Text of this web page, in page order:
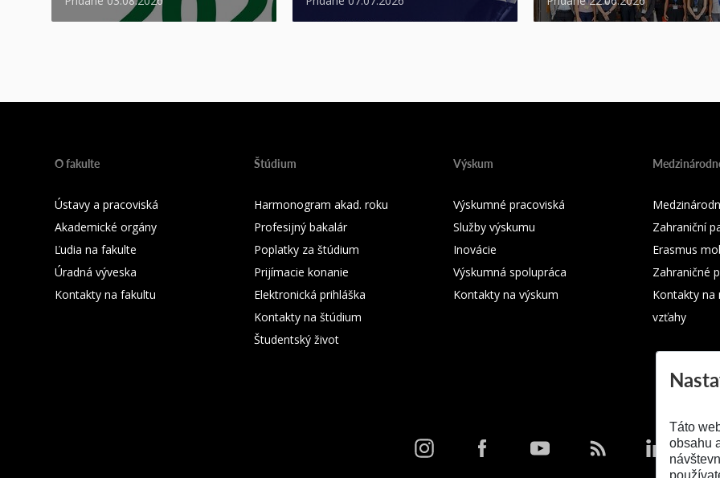
O fakulte
Ústavy a pracoviská
Akademické orgány
Ľudia na fakulte
Úradná výveska
Kontakty na fakultu
Štúdium
Harmonogram akad. roku
Profesijný bakalár
Poplatky za štúdium
Prijímacie konanie
Elektronická prihláška
Kontakty na štúdium
Študentský život
Výskum
Výskumné pracoviská
Služby výskumu
Inovácie
Výskumná spolupráca
Kontakty na výskum
Zahraniční
Erasmus
Zahraničné
Kontakty na
vzťahy
Táto
obsahu